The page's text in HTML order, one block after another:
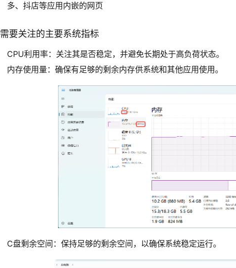
多、抖店等应用内嵌的网页
需要关注的主要系统指标
CPU利用率：关注其是否稳定，并避免长期处于高负荷状态。
内存使用量：确保有足够的剩余内存供系统和其他应用使用。
C盘剩余空间：保持足够的剩余空间，以确保系统稳定运行。